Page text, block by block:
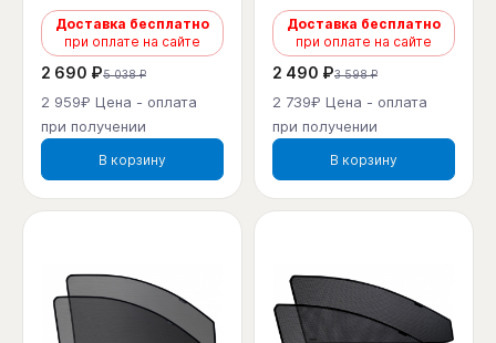
Доставка бесплатно
при оплате на сайте
2 690 ₽5 038 ₽
2 959₽ Цена - оплата
при получении
В корзину
Доставка бесплатно
при оплате на сайте
2 490 ₽3 598 ₽
2 739₽ Цена - оплата
при получении
В корзину